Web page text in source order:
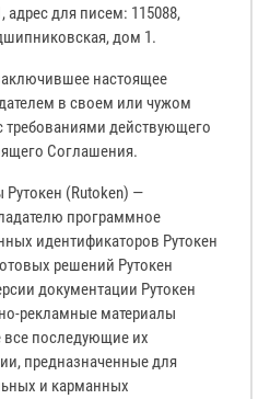
для писем: 115088,
дом 1.
настоящее
в своем или чужом
требованиями действующего
Соглашения.
(Rutoken) —
программное
идентификаторов Рутокен
решений Рутокен
документации Рутокен
рекламные материалы
все последующие их
предназначенные для
и карманных